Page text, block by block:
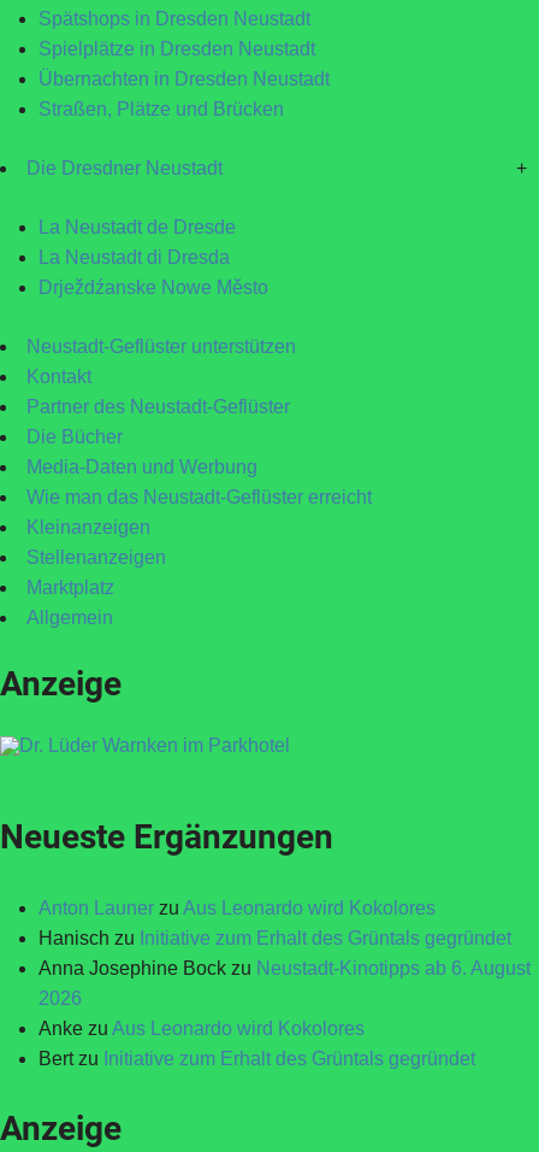
Spätshops in Dresden Neustadt
Spielplätze in Dresden Neustadt
Übernachten in Dresden Neustadt
Straßen, Plätze und Brücken
Die Dresdner Neustadt +
La Neustadt de Dresde
La Neustadt di Dresda
Drježdźanske Nowe Město
Neustadt-Geflüster unterstützen
Kontakt
Partner des Neustadt-Geflüster
Die Bücher
Media-Daten und Werbung
Wie man das Neustadt-Geflüster erreicht
Kleinanzeigen
Stellenanzeigen
Marktplatz
Allgemein
Anzeige
Neueste Ergänzungen
Anton Launer zu Aus Leonardo wird Kokolores
Hanisch zu Initiative zum Erhalt des Grüntals gegründet
Anna Josephine Bock zu Neustadt-Kinotipps ab 6. August
2026
Anke zu Aus Leonardo wird Kokolores
Bertzu Initiative zum Erhalt des Grüntals gegründet
Anzeige